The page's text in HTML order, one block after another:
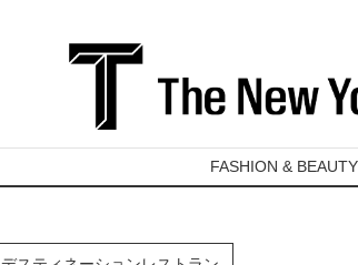
FASHION & BEAUTY